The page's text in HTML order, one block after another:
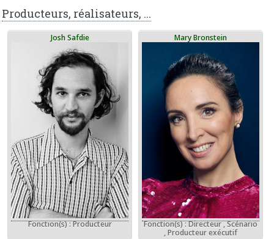
Producteurs, réalisateurs, ...
Josh Safdie
Fonction(s) : Producteur
Mary Bronstein
Fonction(s) : Directeur , Scénario
, Producteur exécutif